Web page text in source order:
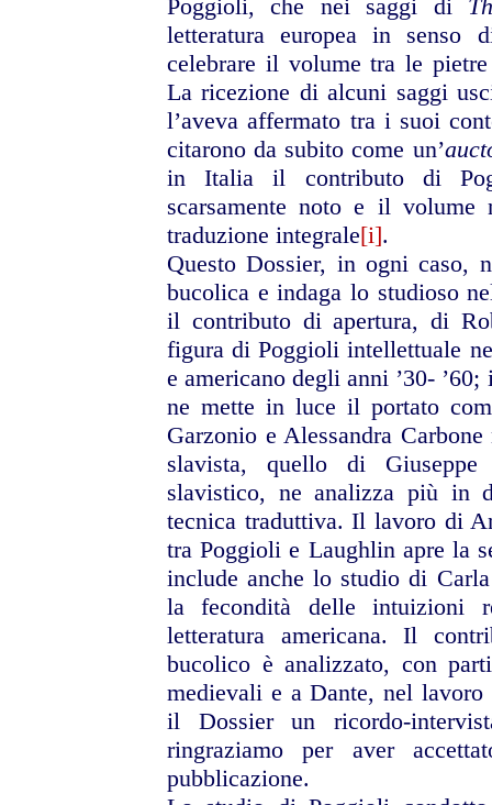
Poggioli, che nei saggi di
letteratura europea in senso
celebrare il volume tra le
La ricezione di alcuni saggi
l’aveva affermato tra i suoi
citarono da subito come un’
in Italia il contributo di
scarsamente noto e il volume
traduzione integrale[i].
Questo Dossier, in ogni caso,
bucolica e indaga lo studioso
il contributo di apertura, di
figura di Poggioli intellettuale
e americano degli anni ’30-
ne mette in luce il portato
Garzonio e Alessandra
slavista, quello di
slavistico, ne analizza più in
tecnica traduttiva. Il lavoro di
tra Poggioli e Laughlin apre la
include anche lo studio di
la fecondità delle intuizioni
letteratura americana. Il
bucolico è analizzato, con
medievali e a Dante, nel
il Dossier un ricordo-
ringraziamo per aver
pubblicazione.